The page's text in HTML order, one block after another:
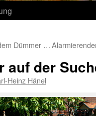
Dümmer …
auf der
Heinz Hänel